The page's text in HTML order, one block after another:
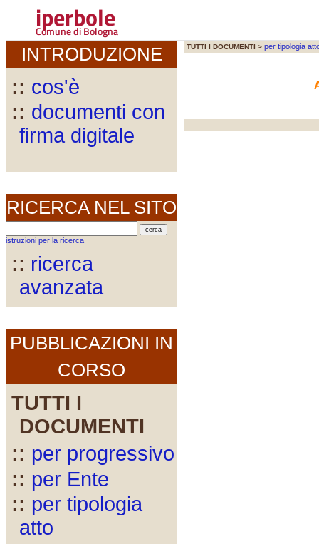
iperbole
Comune di Bologna
INTRODUZIONE
:: cos'è
:: documenti con
firma digitale
RICERCA NEL SITO
istruzioni per la ricerca
:: ricerca
avanzata
PUBBLICAZIONI IN
CORSO
TUTTI I
DOCUMENTI
:: per progressivo
:: per Ente
:: per tipologia
atto
TUTTI I DOCUMENTI > per tipologia